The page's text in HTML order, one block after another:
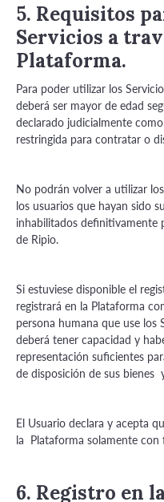
5. Requisitos
Servicios a
Plataforma.
Para poder utilizar los
deberá ser mayor de edad
declarado judicialmente
restringida para contratar o
No podrán volver a utilizar
los usuarios que hayan sido
inhabilitados definitivamente
de Ripio.
Si estuviese disponible el
registrará en la Plataforma
persona humana que use los
deberá tener capacidad y
representación suficientes
de disposición de sus bienes
El Usuario declara y acepta
la Plataforma solamente con
6. Registro en